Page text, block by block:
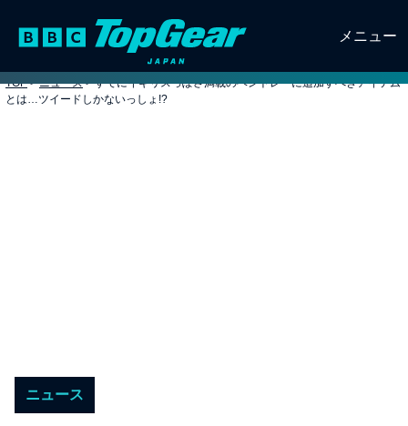
メニュー
TOP > ニュース > すでにイギリスっぽさ満載のベントレーに追加すべきアイテム
とは…ツイードしかないっしょ!?
ニュース